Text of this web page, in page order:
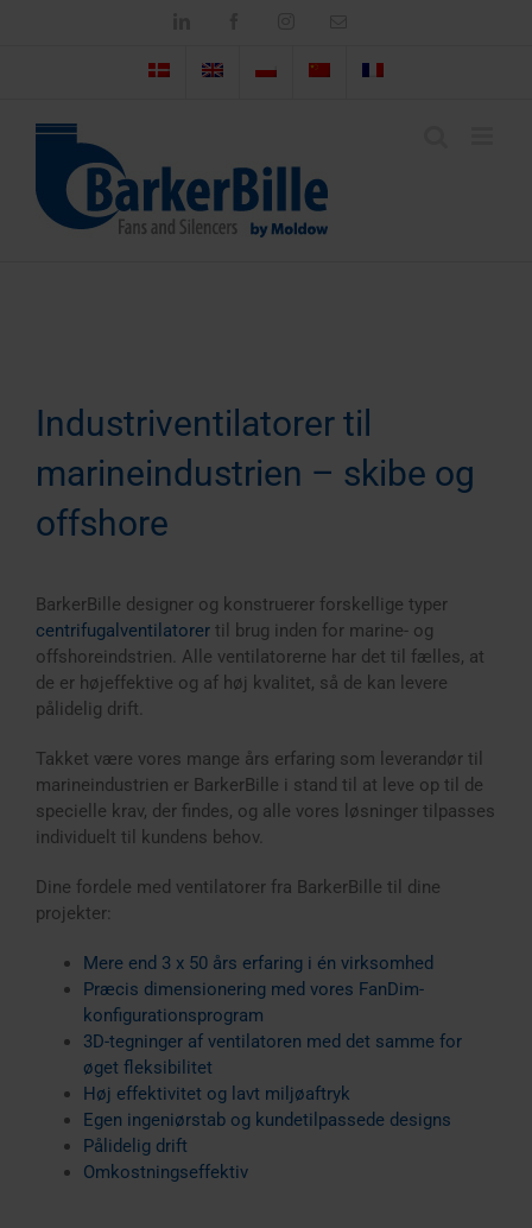
Industriventilatorer til
marineindustrien – skibe og
offshore
BarkerBille designer og konstruerer forskellige typer
centrifugalventilatorer til brug inden for marine- og
offshoreindstrien. Alle ventilatorerne har det til fælles, at
de er højeffektive og af høj kvalitet, så de kan levere
pålidelig drift.
Takket være vores mange års erfaring som leverandør til
marineindustrien er BarkerBille i stand til at leve op til de
specielle krav, der findes, og alle vores løsninger tilpasses
individuelt til kundens behov.
Dine fordele med ventilatorer fra BarkerBille til dine
projekter:
Mere end 3 x 50 års erfaring i én virksomhed
Præcis dimensionering med vores FanDim-
konfigurationsprogram
3D-tegninger af ventilatoren med det samme for
øget fleksibilitet
Høj effektivitet og lavt miljøaftryk
Egen ingeniørstab og kundetilpassede designs
Pålidelig drift
Omkostningseffektiv